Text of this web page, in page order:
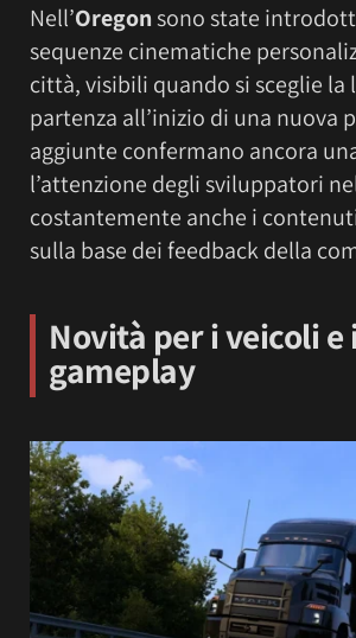
Nell’Oregonsono state
sequenze cinematiche
città, visibili quando si sceglie la
partenza all’inizio di una nuova
aggiunte confermano ancora
l’attenzione degli sviluppatori
costantemente anche i
sulla base dei feedback della
Novità per i veicoli e
gameplay